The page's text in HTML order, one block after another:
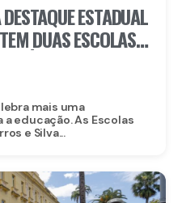
ESTADUAL
DUAS ESCOLAS
ESCOLA
mais uma
educação. As Escolas
e Silva...